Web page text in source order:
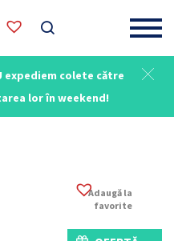
expediem colete către
lor în weekend!
Adaugă la
favorite